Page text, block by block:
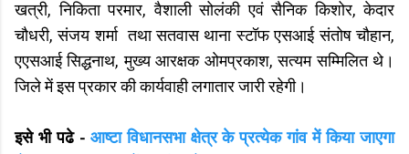
खत्री, निकिता परमार, वैशाली सोलंकी एवं सैनिक किशोर, केदार
चौधरी, संजय शर्मा तथा सतवास थाना स्टॉफ एसआई संतोष चौहान,
एएसआई सिद्धनाथ, मुख्य आरक्षक ओमप्रकाश, सत्यम सम्मिलित थे।
जिले में इस प्रकार की कार्यवाही लगातार जारी रहेगी।
इसे भी पढे - आष्टा विधानसभा क्षेत्र के प्रत्येक गांव में किया जाएगा